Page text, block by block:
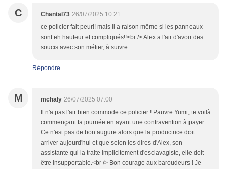
C Chantal73 26/07/2025 10:21
ce policier fait peur!! mais il a raison même si les panneaux
sont eh hauteur et compliqués!!<br /> Alex a l'air d'avoir des
soucis avec son métier, à suivre.......
Répondre
M mchaly 26/07/2025 07:00
Il n'a pas l'air bien commode ce policier ! Pauvre Yumi, te voilà
commençant ta journée en ayant une contravention à payer.
Ce n'est pas de bon augure alors que la productrice doit
arriver aujourd'hui et que selon les dires d'Alex, son
assistante qui la traite implicitement d'esclavagiste, elle doit
être insupportable.<br /> Bon courage aux baroudeurs ! Je